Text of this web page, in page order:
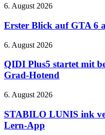
Gaming
der
QuakeCon
Audio
verbessertes
Erster
auf
GTA
6
am
27.
August
–
Netflix
6. August 2026
Erster Blick auf GTA 6
QIDI
startet
mit
beheiztem
und
Grad-
Hotend
6. August 2026
QIDI Plus5 startet mit
Grad-Hotend
STABILO
ink
verbindet
Vokabelheft
6. August 2026
STABILO LUNIS ink
Lern-App